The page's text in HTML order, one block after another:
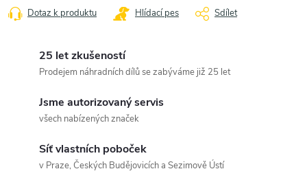
Dotaz k produktu Hlídací pes Sdílet
25 let zkušeností
Prodejem náhradních dílů se zabýváme již 25 let
Jsme autorizovaný servis
všech nabízených značek
Síť vlastních poboček
v Praze, Českých Budějovicích a Sezimově Ústí